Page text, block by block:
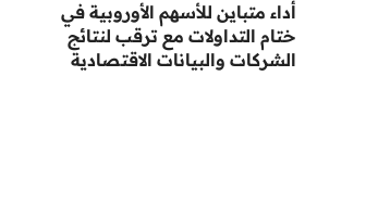
أداء متباين للأسهم الأوروبية في
ختام التداولات مع ترقب لنتائج
الشركات والبيانات الاقتصادية